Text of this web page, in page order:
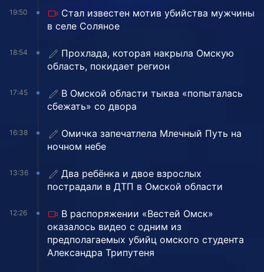
19:50
Стал известен мотив убийства мужчины
в селе Соляное
18:54
Прохлада, которая накрыла Омскую
область, покидает регион
17:45
В Омской области тыква «попыталась
сбежать» со двора
16:38
Омичка запечатлела Млечный Путь на
ночном небе
13:36
Два ребёнка и двое взрослых
пострадали в ДТП в Омской области
12:26
В распоряжении «Вестей Омск»
оказалось видео с одним из
предполагаемых убийц омского студента
Александра Трипутеня